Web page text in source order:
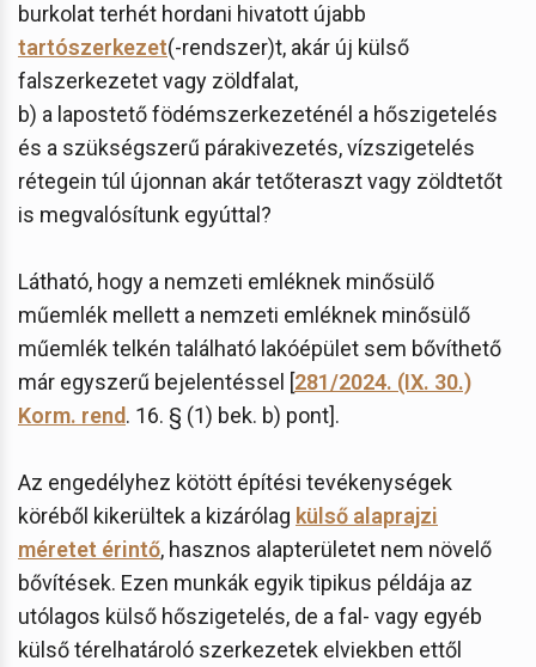
burkolat terhét hordani hivatott újabb
tartószerkezet(-rendszer)t, akár új külső
falszerkezetet vagy zöldfalat,
b) a lapostető födémszerkezeténél a hőszigetelés
és a szükségszerű párakivezetés, vízszigetelés
rétegein túl újonnan akár tetőteraszt vagy zöldtetőt
is megvalósítunk egyúttal?
Látható, hogy a nemzeti emléknek minősülő
műemlék mellett a nemzeti emléknek minősülő
műemlék telkén található lakóépület sem bővíthető
már egyszerű bejelentéssel [281/2024. (IX. 30.)
Korm. rend. 16. § (1) bek. b) pont].
Az engedélyhez kötött építési tevékenységek
köréből kikerültek a kizárólag külső alaprajzi
méretet érintő, hasznos alapterületet nem növelő
bővítések. Ezen munkák egyik tipikus példája az
utólagos külső hőszigetelés, de a fal- vagy egyéb
külső térelhatároló szerkezetek elviekben ettől